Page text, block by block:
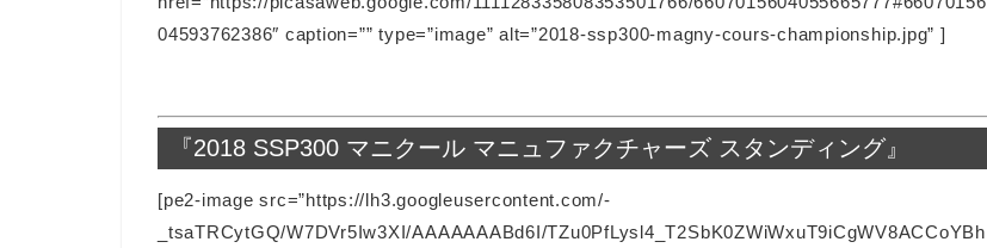
04593762386″ caption=”” type=”image” alt=”2018-ssp300-magny-cours-championship.jpg” ]
『2018 SSP300 マニクール マニュファクチャーズ スタンディング』
[pe2-image src=”https://lh3.googleusercontent.com/-
_tsaTRCytGQ/W7DVr5Iw3XI/AAAAAAABd6I/TZu0PfLysl4_T2SbK0ZWiWxuT9iCgWV8ACCoYBh